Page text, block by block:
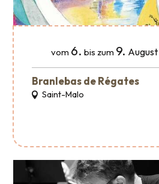
vom 6. bis zum 9. August
Branlebas de Régates
Saint-Malo